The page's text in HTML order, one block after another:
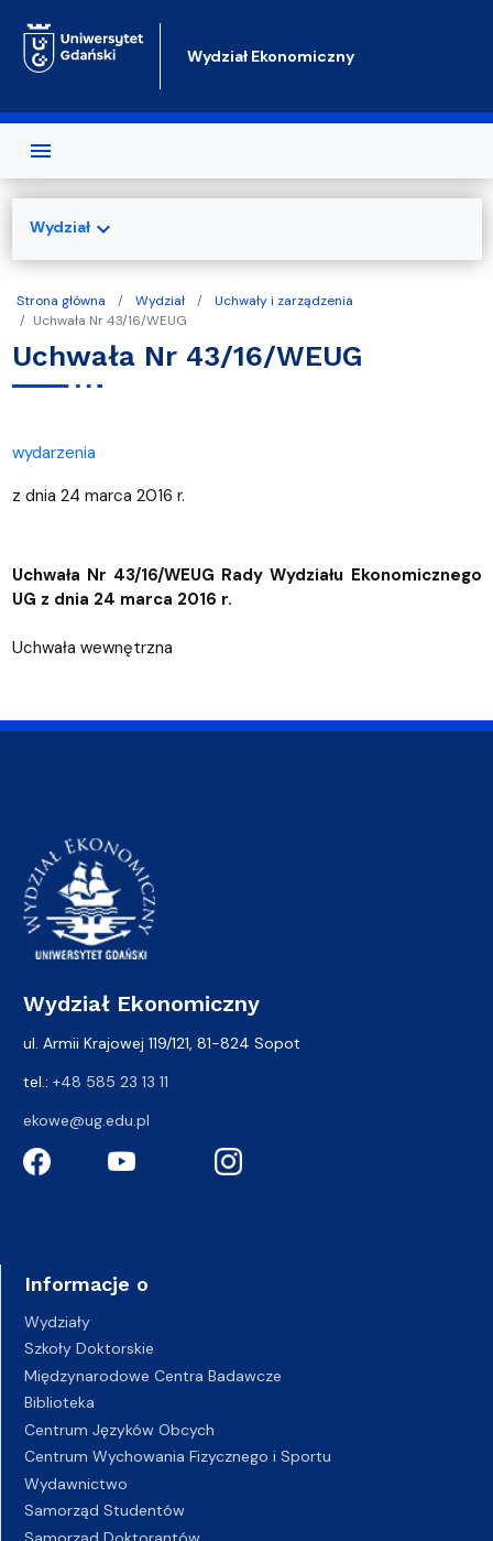
Wydział Ekonomiczny
Strona główna Wydział
Uchwały i zarządzenia
Uchwała Nr 43/16/WEUG
Uchwała Nr 43/16/WEUG
wydarzenia
z dnia 24 marca 2016 r.
Uchwała Nr 43/16/WEUG Rady Wydziału Ekonomicznego
UG z dnia 24 marca 2016 r.
Uchwała wewnętrzna
Wydziałexpand_more
Wydział Ekonomiczny
ul. Armii Krajowej 119/121, 81-824 Sopot
tel.: +48 585 23 13 11
ekowe@ug.edu.pl
Informacje o
Wydziały
Szkoły Doktorskie
Międzynarodowe Centra Badawcze
Biblioteka
Centrum Języków Obcych
Centrum Wychowania Fizycznego i Sportu
Wydawnictwo
Samorząd Studentów